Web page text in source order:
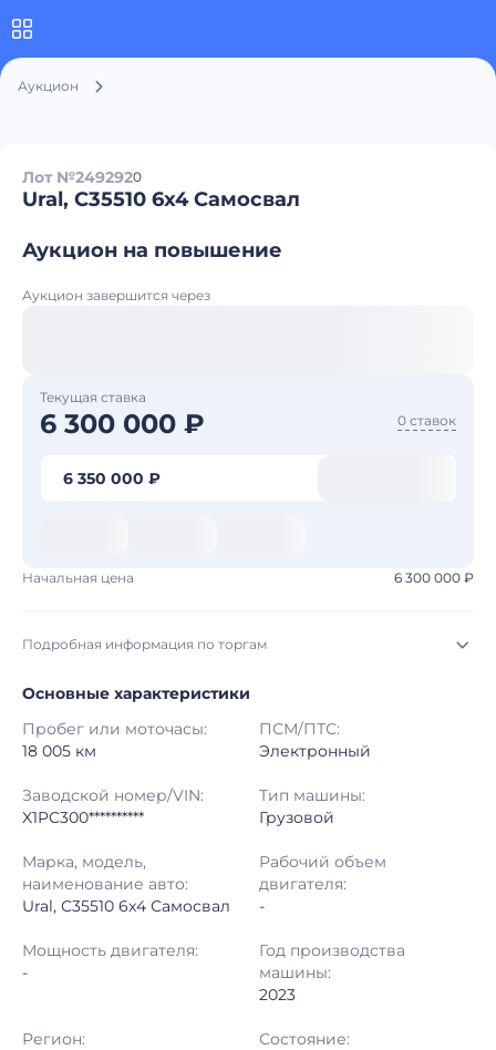
Аукцион
Лот №2492920
Ural, С35510 6x4 Самосвал
Аукцион на повышение
Аукцион завершится через
Текущая ставка
6 300 000 ₽ 0 ставок
6 350 000 ₽
Начальная цена 6 300 000 ₽
Подробная информация по торгам
Начало торгов: 05.08.2026, 09:08 МСК
Конец торгов: 12.08.2026, 09:08 МСК
Тип аукциона: Открытые торги
Шаг торгов: 50 000 ₽
Московская Область
Основные характеристики
Пробег или моточасы:
18 005 км
ПСМ/ПТС:
Электронный
Заводской номер/VIN:
X1PC300**********
Тип машины:
Грузовой
Марка, модель,
наименование авто:
Ural, С35510 6x4 Самосвал
Рабочий объем
двигателя:
-
Мощность двигателя:
-
Год производства
машины:
2023
Регион:
Состояние: